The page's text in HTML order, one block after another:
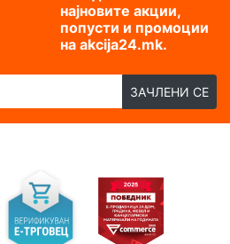
најновите акции,
попусти и промоции
на akcija24.mk.
ЗАЧЛЕНИ СЕ